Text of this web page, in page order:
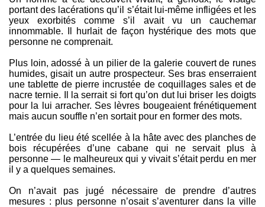
portant des lacérations qu’il s’était lui-même infligées et les
yeux exorbités comme s’il avait vu un cauchemar
innommable. Il hurlait de façon hystérique des mots que
personne ne comprenait.
Plus loin, adossé à un pilier de la galerie couvert de runes
humides, gisait un autre prospecteur. Ses bras enserraient
une tablette de pierre incrustée de coquillages sales et de
nacre ternie. Il la serrait si fort qu’on dut lui briser les doigts
pour la lui arracher. Ses lèvres bougeaient frénétiquement
mais aucun souffle n’en sortait pour en former des mots.
L’entrée du lieu été scellée à la hâte avec des planches de
bois récupérées d’une cabane qui ne servait plus à
personne — le malheureux qui y vivait s’était perdu en mer
il y a quelques semaines.
On n’avait pas jugé nécessaire de prendre d’autres
mesures : plus personne n’osait s’aventurer dans la ville